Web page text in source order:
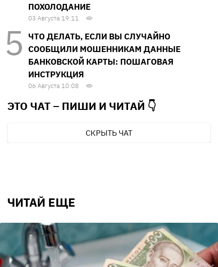
ПОХОЛОДАНИЕ
03 Августа 19:11
ЧТО ДЕЛАТЬ, ЕСЛИ ВЫ СЛУЧАЙНО
СООБЩИЛИ МОШЕННИКАМ ДАННЫЕ
БАНКОВСКОЙ КАРТЫ: ПОШАГОВАЯ
ИНСТРУКЦИЯ
06 Августа 10:08
ЭТО ЧАТ – ПИШИ И ЧИТАЙ 👇
СКРЫТЬ ЧАТ
ЧИТАЙ ЕЩЕ